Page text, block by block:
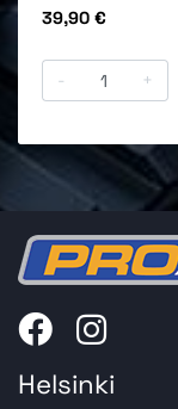
Hinta
39,90 €
- +
Helsinki